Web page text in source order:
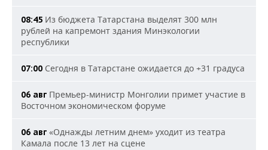
08:45 Из бюджета Татарстана выделят 300 млн
рублей на капремонт здания Минэкологии
республики
07:00 Сегодня в Татарстане ожидается до +31 градуса
06 авг Премьер-министр Монголии примет участие в
Восточном экономическом форуме
06 авг «Однажды летним днем» уходит из театра
Камала после 13 лет на сцене